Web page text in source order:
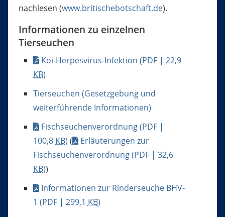
nachlesen (www.britischebotschaft.de).
Informationen zu einzelnen
Tierseuchen
Koi-Herpesvirus-Infektion (PDF | 22,9
KB)
Tierseuchen (Gesetzgebung und
weiterführende Informationen)
Fischseuchenverordnung(PDF |
100,8 KB) (
Erläuterungen zur
Fischseuchenverordnung(PDF | 32,6
KB))
Informationen zur Rinderseuche BHV-
1 (PDF | 299,1 KB)